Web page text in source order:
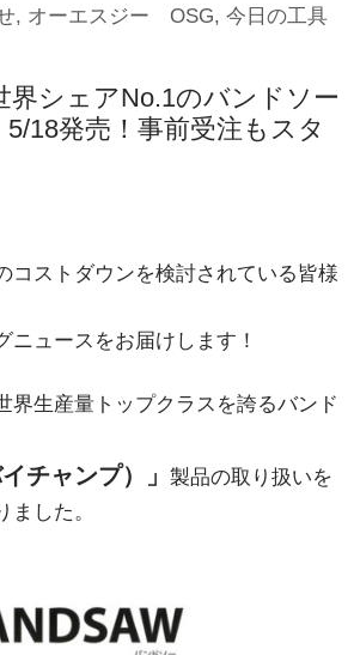
, オーエスジー OSG,今日の工具
界シェアNo.1のバンドソー
5/18発売！事前受注もスタ
コストダウンを検討されている皆様
ニュースをお届けします！
界生産量トップクラスを誇るバンド
チャンプ）」 製品の取り扱いを
ました。